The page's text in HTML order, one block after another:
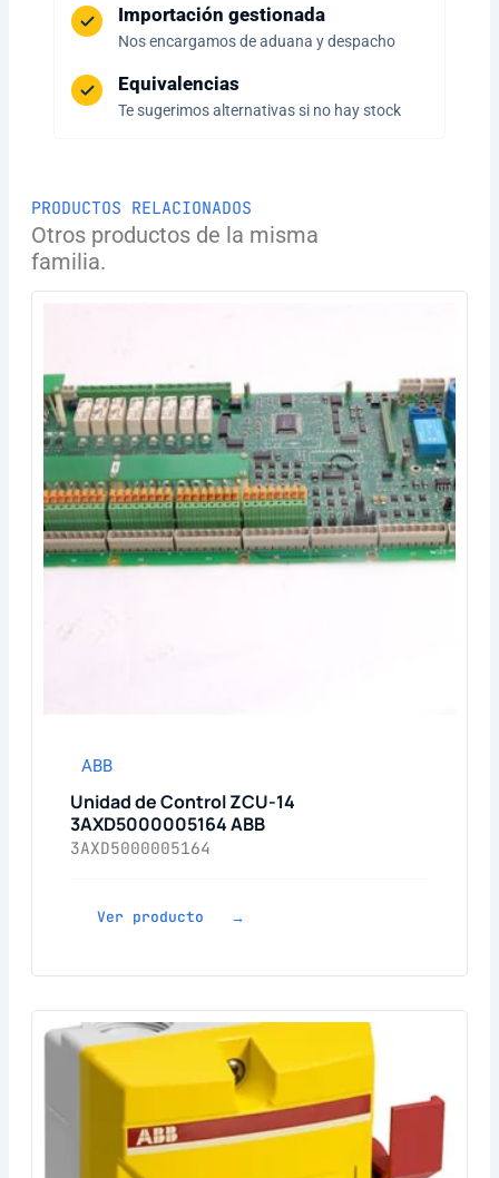
Importación gestionada
Nos encargamos de aduana y despacho
Equivalencias
Te sugerimos alternativas si no hay stock
PRODUCTOS RELACIONADOS
Otros productos de la misma
familia.
ABB
Unidad de Control ZCU-14
3AXD5000005164 ABB
3AXD5000005164
Ver producto →